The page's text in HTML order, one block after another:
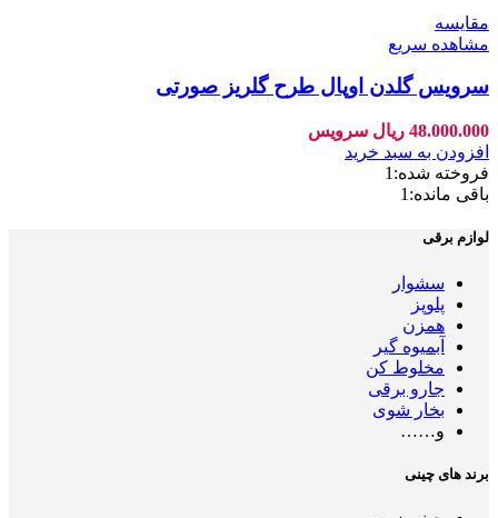
مقایسه
مشاهده سریع
سرویس گلدن اوپال طرح گلریز صورتی
48.000.000 ریال سرویس
افزودن به سبد خرید
فروخته شده: 1
باقی مانده: 1
لوازم برقی
سشوار
پلوپز
همزن
آبمیوه گیر
مخلوط کن
جارو برقی
بخار شوی
و……
برند های چینی